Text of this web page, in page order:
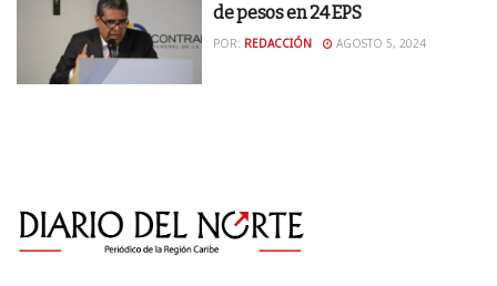
de pesos en 24 EPS
POR: REDACCIÓN AGOSTO 5, 2024